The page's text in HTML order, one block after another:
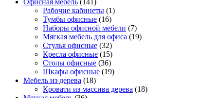
Офисная мебель (141)
Рабочие кабинеты (1)
Тумбы офисные (16)
Наборы офисной мебели (7)
Мягкая мебель для офиса (19)
Стулья офисные (32)
Кресла офисные (15)
Столы офисные (36)
Шкафы офисные (19)
Мебель из дерева (18)
Кровати из массива дерева (18)